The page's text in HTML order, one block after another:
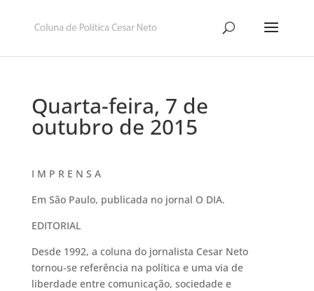
Quarta-feira, 7 de
outubro de 2015
I M P R E N S A
Em São Paulo, publicada no jornal O DIA.
EDITORIAL
Desde 1992, a coluna do jornalista Cesar Neto
tornou-se referência na política e uma via de
liberdade entre comunicação, sociedade e